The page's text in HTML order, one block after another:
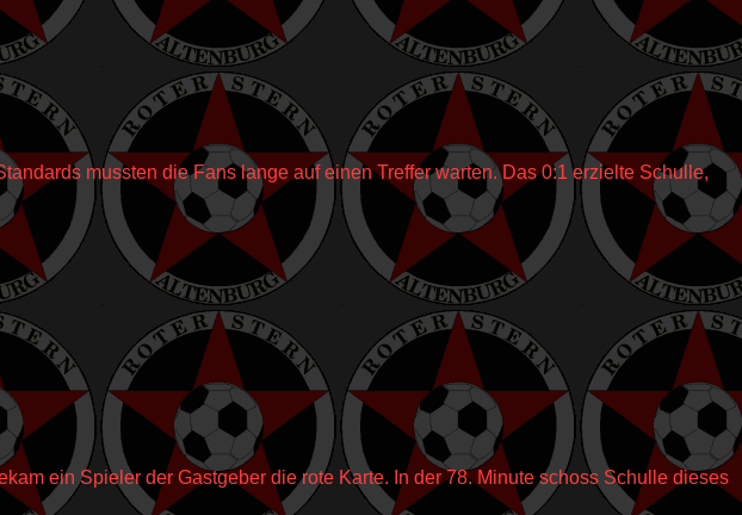
mussten die Fans lange auf einen Treffer warten. Das 0:1 erzielte Schulle,
ein Spieler der Gastgeber die rote Karte. In der 78. Minute schoss Schulle dieses